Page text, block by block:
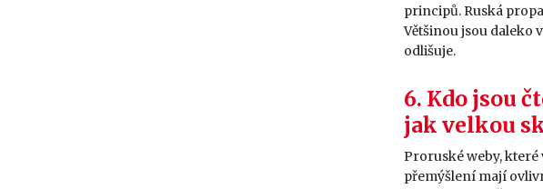
principů. Ruská
Většinou jsou daleko
odlišuje.
6. Kdo jsou
jak velkou
Proruské weby, které
přemýšlení mají